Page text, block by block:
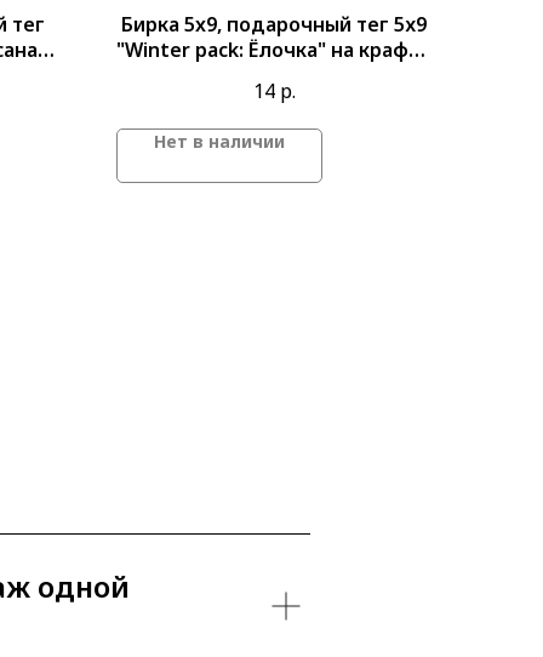
тег
Бирка 5x9, подарочный тег 5х9
"Winter pack: Ёлочка" на крафте
14 р.
Нет в наличии
одной